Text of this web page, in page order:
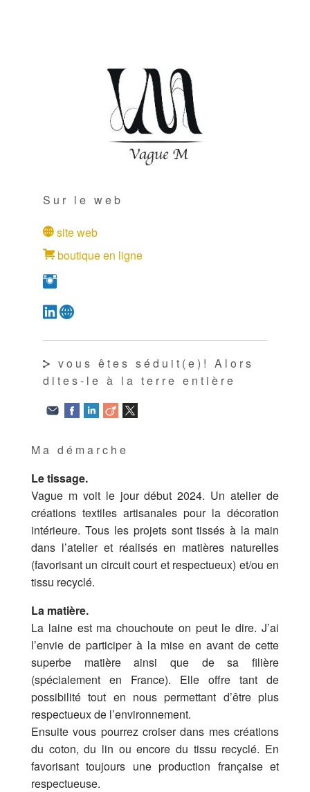
Sur le web
site web
boutique en ligne
vous êtes séduit(e)! Alors
dites-le à la terre entière
Ma démarche
Le tissage.
Vague m voit le jour début 2024. Un atelier de
créations textiles artisanales pour la décoration
intérieure. Tous les projets sont tissés à la main
dans l’atelier et réalisés en matières naturelles
(favorisant un circuit court et respectueux) et/ou en
tissu recyclé.
La matière.
La laine est ma chouchoute on peut le dire. J’ai
l’envie de participer à la mise en avant de cette
superbe matière ainsi que de sa filière
(spécialement en France). Elle offre tant de
possibilité tout en nous permettant d’être plus
respectueux de l’environnement.
Ensuite vous pourrez croiser dans mes créations
du coton, du lin ou encore du tissu recyclé. En
favorisant toujours une production française et
respectueuse.